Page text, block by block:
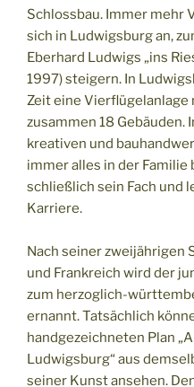
Schlossbau. Immer mehr
sich in Ludwigsburg an,
Eberhard Ludwigs „ins
1997) steigern. In
Zeit eine Vierflügelanlage
zusammen 18 Gebäuden.
kreativen und
immer alles in der
schließlich sein Fach und
Karriere.
Nach seiner zweijährigen
und Frankreich wird der
zum herzoglich-
ernannt. Tatsächlich
handgezeichneten Plan
Ludwigsburg“ aus
seiner Kunst ansehen.